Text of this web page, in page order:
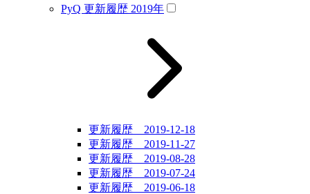
PyQ 更新履歴 2019年
更新履歴 2019-12-18
更新履歴 2019-11-27
更新履歴 2019-08-28
更新履歴 2019-07-24
更新履歴 2019-06-18